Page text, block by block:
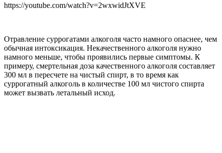
https://youtube.com/watch?v=2wxwidJtXVE
Отравление суррогатами алкоголя часто намного опаснее, чем
обычная интоксикация. Некачественного алкоголя нужно
намного меньше, чтобы проявились первые симптомы. К
примеру, смертельная доза качественного алкоголя составляет
300 мл в пересчете на чистый спирт, в то время как
суррогатный алкоголь в количестве 100 мл чистого спирта
может вызвать летальный исход.